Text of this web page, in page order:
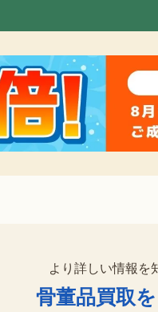
より詳しい情報を
骨董品買取